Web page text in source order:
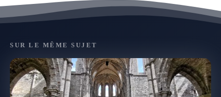
SUR LE MÊME SUJET